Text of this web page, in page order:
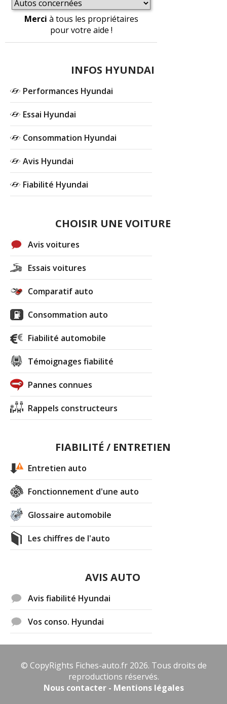
Merci à tous les propriétaires
pour votre aide !
INFOS HYUNDAI
Performances Hyundai
Essai Hyundai
Consommation Hyundai
Avis Hyundai
Fiabilité Hyundai
CHOISIR UNE VOITURE
Avis voitures
Essais voitures
Comparatif auto
Consommation auto
Fiabilité automobile
Témoignages fiabilité
Pannes connues
Rappels constructeurs
FIABILITÉ / ENTRETIEN
Entretien auto
Fonctionnement d'une auto
Glossaire automobile
Les chiffres de l'auto
AVIS AUTO
Avis fiabilité Hyundai
Vos conso. Hyundai
© CopyRights Fiches-auto.fr 2026. Tous droits de
reproductions réservés.
Nous contacter - Mentions légales